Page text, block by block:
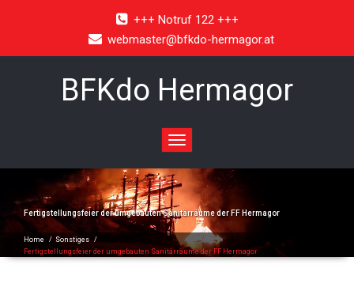
+++ Notruf 122 +++
webmaster@bfkdo-hermagor.at
BFKdo Hermagor
Toggle
navigation
Fertigstellungsfeier der umgebauten Sanitärräume der FF Hermagor
Home / Sonstiges /
Fertigstellungsfeier der umgebauten Sanitärräume der FF Hermagor